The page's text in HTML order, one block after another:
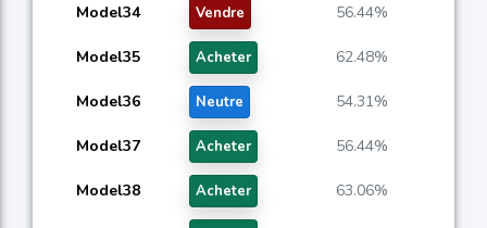
Model34 Vendre 56.44%
Model35 Acheter 62.48%
Model36 Neutre 54.31%
Model37 Acheter 56.44%
Model38 Acheter 63.06%